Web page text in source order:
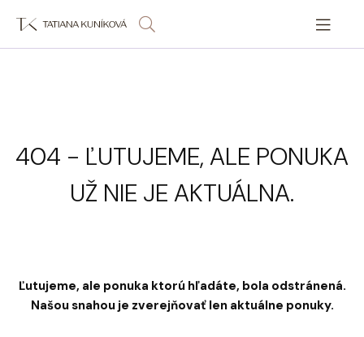
404 - ĽUTUJEME, ALE PONUKA
UŽ NIE JE AKTUÁLNA.
Ľutujeme, ale ponuka ktorú hľadáte, bola odstránená.
Našou snahou je zverejňovať len aktuálne ponuky.